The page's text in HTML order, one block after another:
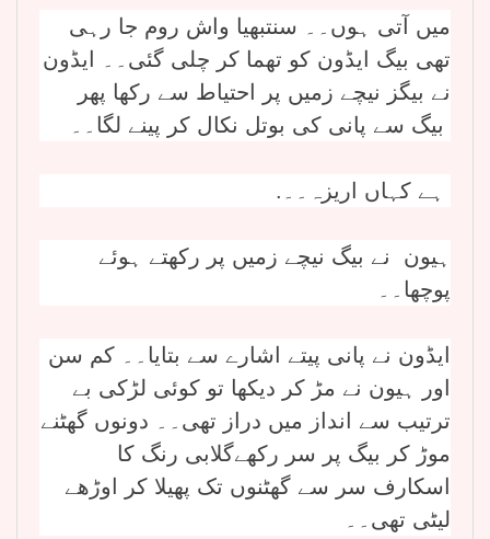
میں آتی ہوں۔۔ سنتبھیا واش روم جا رہی
تھی بیگ ایڈون کو تھما کر چلی گئی۔۔ ایڈون
نے بیگز نیچے زمیں پر احتیاط سے رکھا پھر
ہیون نے بیگ نیچے زمیں پر رکھتے ہوئے
پوچھا۔۔
ایڈون نے پانی پیتے اشارے سے بتایا۔۔ کم سن
اور ہیون نے مڑ کر دیکھا تو کوئی لڑکی بے
ترتیب سے انداز میں دراز تھی۔۔ دونوں گھٹنے
موڑ کر بیگ پر سر رکھےگلابی رنگ کا
اسکارف سر سے گھٹنوں تک پھیلا کر اوڑھے
لیٹی تھی۔۔